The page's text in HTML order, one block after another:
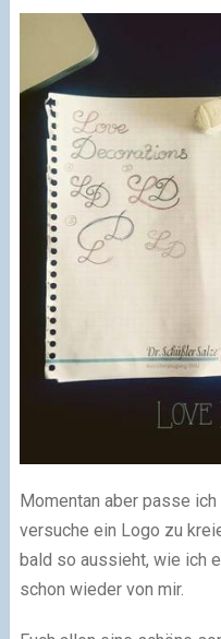
Momentan aber passe
versuche ein Logo zu
bald so aussieht, wie ich
schon wieder von mir.